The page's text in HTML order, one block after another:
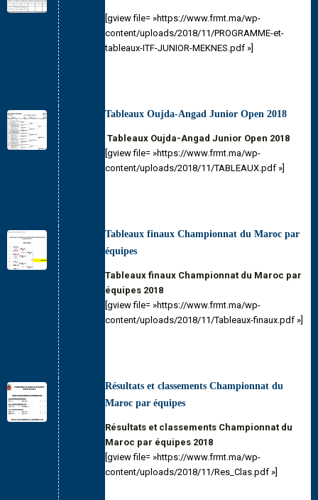
[gview file= »https://www.frmt.ma/wp-
content/uploads/2018/11/PROGRAMME-et-
tableaux-ITF-JUNIOR-MEKNES.pdf »]
Tableaux Oujda-Angad Junior Open 2018
Tableaux Oujda-Angad Junior Open 2018
[gview file= »https://www.frmt.ma/wp-
content/uploads/2018/11/TABLEAUX.pdf »]
Tableaux finaux Championnat du Maroc par
équipes
Tableaux finaux Championnat du Maroc par
équipes 2018
[gview file= »https://www.frmt.ma/wp-
content/uploads/2018/11/Tableaux-finaux.pdf »]
Résultats et classements Championnat du
Maroc par équipes
Résultats et classements Championnat du
Maroc par équipes 2018
[gview file= »https://www.frmt.ma/wp-
content/uploads/2018/11/Res_Clas.pdf »]